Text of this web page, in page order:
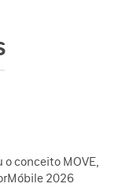
o conceito MOVE,
2026